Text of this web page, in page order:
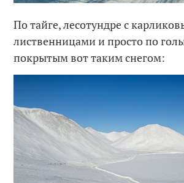
По тайге, лесотундре с
лиственницами и просто по
покрытым вот таким снегом: